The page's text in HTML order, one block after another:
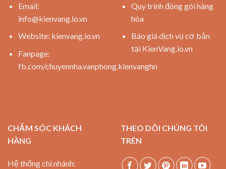
Email:
info@kienvang.io.vn
Website: kienvang.io.vn
Fanpage:
fb.com/chuyennha.vanphong.kienvanghn
Quy trình đóng gói hàng
hóa
Báo giá dịch vụ cơ bản
tại KienVang.io.vn
CHĂM SÓC KHÁCH
HÀNG
Hệ thống chi nhánh:
THEO DÕI CHÚNG TÔI
TRÊN